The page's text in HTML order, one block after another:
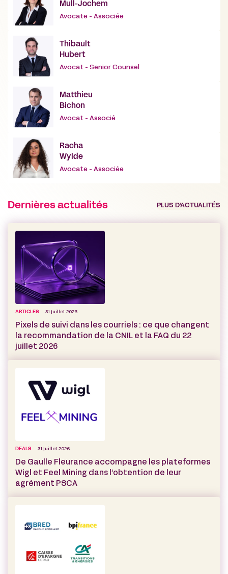
Mull-Jochem
Avocate - Associée
Thibault
Hubert
Avocat - Senior Counsel
Matthieu
Bichon
Avocat - Associé
Racha
Wylde
Avocate - Associée
Dernières actualités PLUS D’ACTUALITÉS
ARTICLES 31 juillet 2026
Pixels de suivi dans les courriels : ce que changent
la recommandation de la CNIL et la FAQ du 22
juillet 2026
DEALS 31 juillet 2026
De Gaulle Fleurance accompagne les plateformes
Wigl et Feel Mining dans l’obtention de leur
agrément PSCA